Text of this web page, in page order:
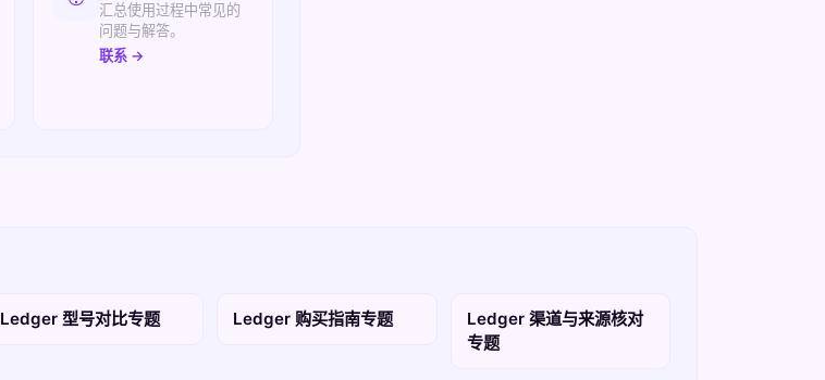
汇总使用过程中常见的
问题与解答。
联系 →
Ledger 型号对比专题 Ledger 购买指南专题
Ledger 渠道与来源核对
专题